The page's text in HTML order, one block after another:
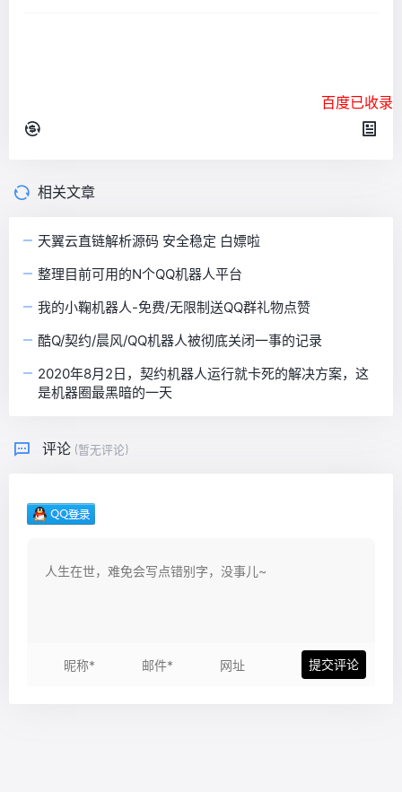
百度已收录
相关文章
天翼云直链解析源码 安全稳定 白嫖啦
整理目前可用的N个QQ机器人平台
我的小鞠机器人-免费/无限制送QQ群礼物点赞
酷Q/契约/晨风/QQ机器人被彻底关闭一事的记录
2020年8月2日，契约机器人运行就卡死的解决方案，这
是机器圈最黑暗的一天
评论 (暂无评论)